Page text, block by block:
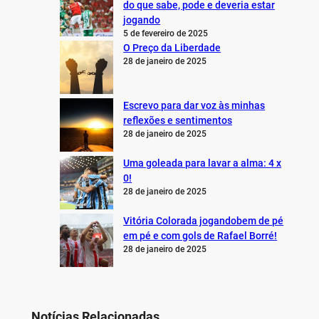
do que sabe, pode e deveria estar
jogando
5 de fevereiro de 2025
O Preço da Liberdade
28 de janeiro de 2025
Escrevo para dar voz às minhas
reflexões e sentimentos
28 de janeiro de 2025
Uma goleada para lavar a alma: 4 x
0!
28 de janeiro de 2025
Vitória Colorada jogandobem de pé
em pé e com gols de Rafael Borré!
28 de janeiro de 2025